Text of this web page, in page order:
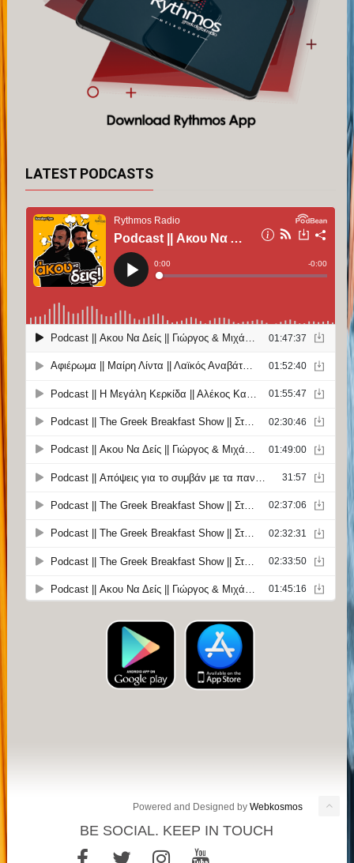
LATEST PODCASTS
Powered and Designed byWebkosmos
BE SOCIAL. KEEP IN TOUCH